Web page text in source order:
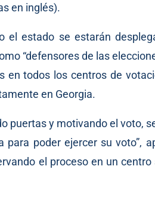
en inglés).
el estado se estarán
“defensores de las
en todos los centros de
en Georgia.
puertas y motivando el voto,
poder ejercer su voto”,
el proceso en un